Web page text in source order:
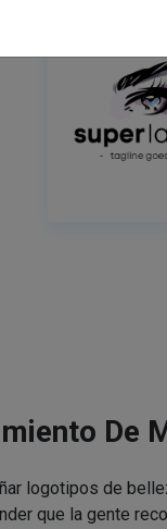
De
logotipos de
que la gente